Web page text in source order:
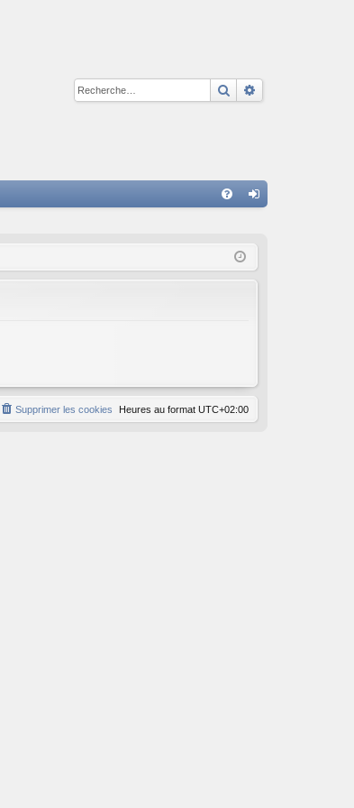
Rechercher
ne
Heures au format UTC+02:00
Supprimer les cookies